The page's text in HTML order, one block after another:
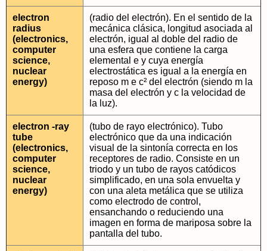
electron
radius
(electronics,
computer
science,
nuclear
energy)
(radio del electrón). En el sentido de la
mecánica clásica, longitud asociada al
electrón, igual al doble del radio de
una esfera que contiene la carga
elemental e y cuya energía
electrostática es igual a la energía en
reposo m e c² del electrón (siendo m la
masa del electrón y c la velocidad de
la luz).
electron -ray
tube
(electronics,
computer
science,
nuclear
energy)
(tubo de rayo electrónico). Tubo
electrónico que da una indicación
visual de la sintonía correcta en los
receptores de radio. Consiste en un
triodo y un tubo de rayos catódicos
simplificado, en una sola envuelta y
con una aleta metálica que se utiliza
como electrodo de control,
ensanchando o reduciendo una
imagen en forma de mariposa sobre la
pantalla del tubo.